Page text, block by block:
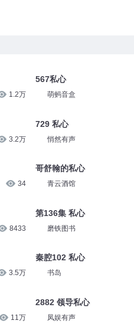
1.2万
3.2万
34
8433
3.5万
11万
567私心
萌蚂音盒
729 私心
悄然有声
哥舒翰的私心
青云酒馆
第136集 私心
磨铁图书
秦腔102 私心
书岛
2882 领导私心
凤娱有声